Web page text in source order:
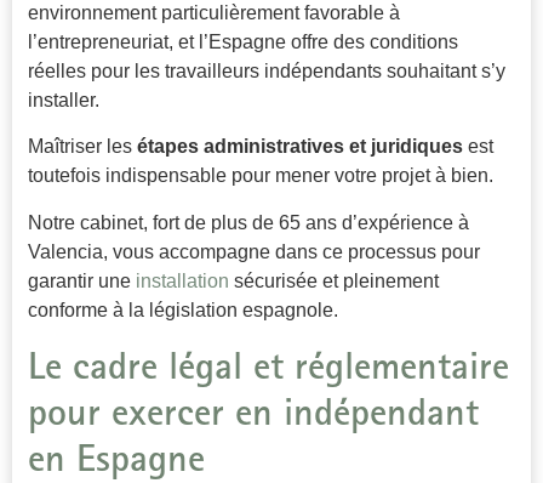
environnement particulièrement favorable à
l’entrepreneuriat, et l’Espagne offre des conditions
réelles pour les travailleurs indépendants souhaitant s’y
installer.
Maîtriser les étapes administratives et juridiquesest
toutefois indispensable pour mener votre projet à bien.
Notre cabinet, fort de plus de 65 ans d’expérience à
Valencia, vous accompagne dans ce processus pour
garantir une installation sécurisée et pleinement
conforme à la législation espagnole.
Le cadre légal et réglementaire
pour exercer en indépendant
en Espagne